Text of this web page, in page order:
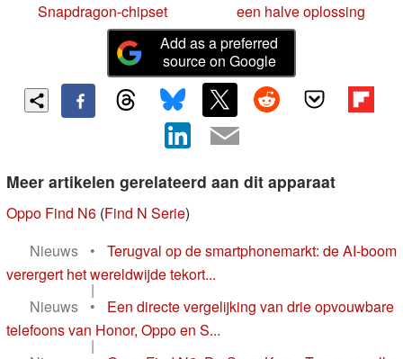
Snapdragon-chipset
een halve oplossing
Add as a preferred
source on Google
Meer artikelen gerelateerd aan dit apparaat
Oppo Find N6 (Find N Serie)
Nieuws
•
Terugval op de smartphonemarkt: de AI-boom
verergert het wereldwijde tekort...
|
Nieuws
•
Een directe vergelijking van drie opvouwbare
telefoons van Honor, Oppo en S...
|